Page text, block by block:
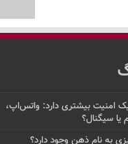
امنیت بیشتری دارد: واتس‌اپ،
یا سیگنال؟
به نام ذهن وجود دارد؟